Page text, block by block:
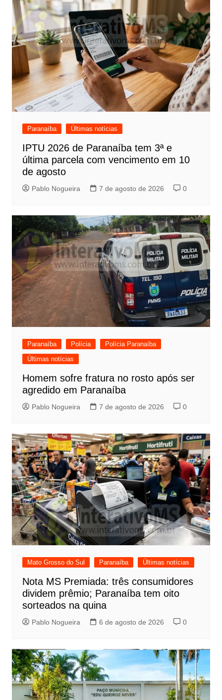
Paranaíba Últimas notícias
IPTU 2026 de Paranaíba tem 3ª e
última parcela com vencimento em 10
de agosto
Pablo Nogueira 7 de agosto de 2026 0
Paranaíba Polícia
Polícia Paranaíba
Últimas notícias
Homem sofre fratura no rosto após ser
agredido em Paranaíba
Pablo Nogueira 7 de agosto de 2026 0
Mato Grosso do Sul Paranaíba Últimas notícias
Nota MS Premiada: três consumidores
dividem prêmio; Paranaíba tem oito
sorteados na quina
Pablo Nogueira 6 de agosto de 2026 0